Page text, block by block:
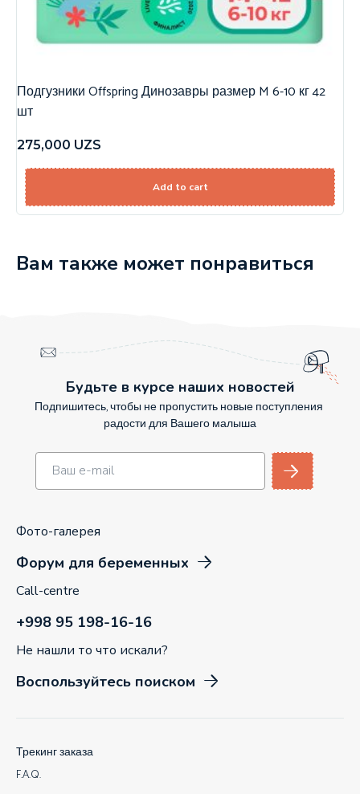
Подгузники Offspring Динозавры размер M 6-10 кг 42
шт
275,000 UZS
Add to cart
Вам также может понравиться
Будьте в курсе наших новостей
Подпишитесь, чтобы не пропустить новые поступления
радости для Вашего малыша
Фото-галерея
Форум для беременных
Call-centre
+998 95 198-16-16
Не нашли то что искали?
Воспользуйтесь поиском
Трекинг заказа
F.A.Q.